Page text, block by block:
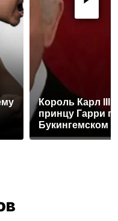
Король Карл III
принцу Гарри
Букингемском